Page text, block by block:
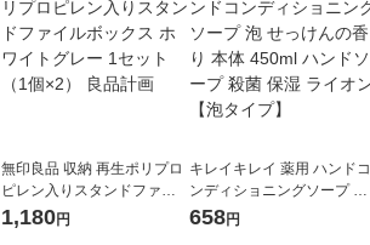
無印良品 収納 再生ポリプロ
ピレン入りスタンドファイ
ルボックス ホワイトグレー
1,180円
キレイキレイ 薬用 ハンドコ
ンディショニングソープ 泡
せっけんの香り 本体 450ml
658円